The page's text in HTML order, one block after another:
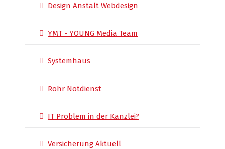
Design Anstalt Webdesign
YMT - YOUNG Media Team
Systemhaus
Rohr Notdienst
IT Problem in der Kanzlei?
Versicherung Aktuell